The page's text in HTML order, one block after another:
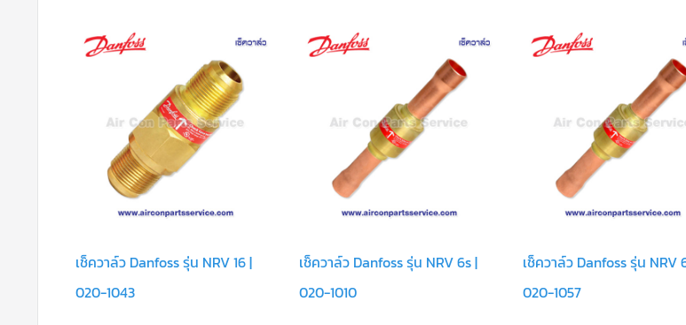
เช็ควาล์ว Danfoss รุ่น NRV 16 |
020-1043
เช็ควาล์ว Danfoss รุ่น NRV 6s |
020-1010
เช็ควาล์ว Danfoss รุ่น NRV
020-1057